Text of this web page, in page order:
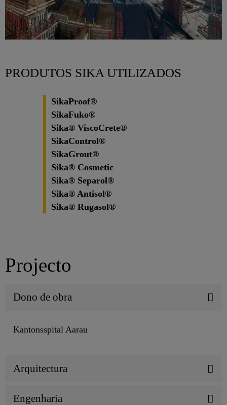
PRODUTOS SIKA UTILIZADOS
SikaProof®
SikaFuko®
Sika® ViscoCrete®
SikaControl®
SikaGrout®
Sika® Cosmetic
Sika® Separol®
Sika® Antisol®
Sika® Rugasol®
Projecto
Dono de obra
Kantonsspital Aarau
Arquitectura
Engenharia